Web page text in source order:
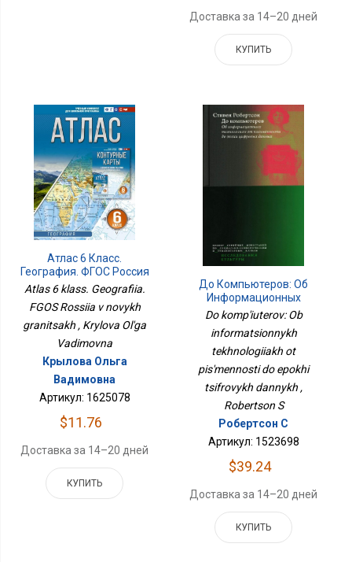
Доставка за 14–20 дней
КУПИТЬ
Атлас 6 Класс.
География. ФГОС Россия
В Новых Границах
Atlas 6 klass. Geografiia.
FGOS Rossiia v novykh
granitsakh , Krylova Ol'ga
Vadimovna
Крылова Ольга
Вадимовна
Артикул: 1625078
$11.76
Доставка за 14–20 дней
КУПИТЬ
До Компьютеров: Об
Информационных
Технологиях От
Письменности До Эпохи
Цифровых Данных
Do komp'iuterov: Ob
informatsionnykh
tekhnologiiakh ot
pis'mennosti do epokhi
tsifrovykh dannykh ,
Robertson S
Робертсон С
Артикул: 1523698
$39.24
Доставка за 14–20 дней
КУПИТЬ